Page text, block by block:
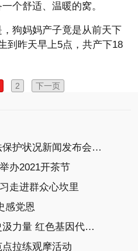
个舒适、温暖的窝。
狗妈妈产子竟是从前天下
到昨天早上5点，共产下18
2 下一页
泉州法院知识产权刑事司法保护状况新闻发布会召开
办2021开茶节
走进群众心坎里
感党恩
安溪县第十八小学：学党史汲力量 红色基因代代传
拉练观摩活动